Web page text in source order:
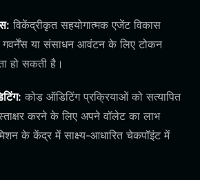
विकेंद्रीकृत सहयोगात्मक एजेंट विकास
गवर्नेंस या संसाधन आवंटन के लिए टोकन
हो सकती है।
कोड ऑडिटिंग प्रक्रियाओं को सत्यापित
करने के लिए अपने वॉलेट का लाभ
के केंद्र में साक्ष्य-आधारित चेकपॉइंट में